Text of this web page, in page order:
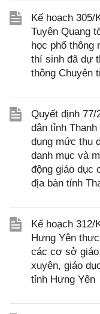
Kế hoạch 305/
Tuyên Quang
học phổ thông
thí sinh đã dự
thông Chuyên
Quyết định 77/
dân tỉnh
dụng mức thu
danh mục và
động giáo dục
địa bàn tỉnh
Kế hoạch 312/
Hưng Yên
các cơ sở
xuyên, giáo
tỉnh Hưng Yên